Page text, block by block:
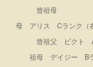
曾祖母
母 アリス Cランク（右
曾祖父 ビクト Aラ
祖母 デイジー Bラン